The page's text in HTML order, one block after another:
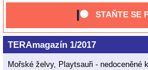
STAŇTE SE
TERAmagazín 1/2017
Mořské želvy, Playtsauři - nedoceněné